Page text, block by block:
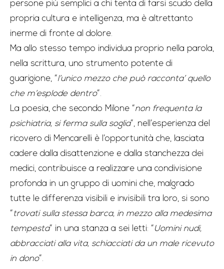
persone più semplici a chi tenta di farsi scudo della
propria cultura e intelligenza, ma è altrettanto
inerme di fronte al dolore.
Ma allo stesso tempo individua proprio nella parola,
nella scrittura, uno strumento potente di
guarigione, “l’unico mezzo che può racconta’ quello
che m’esplode dentro”.
La poesia, che secondo Milone “non frequenta la
psichiatria, si ferma sulla soglia”, nell’esperienza del
ricovero di Mencarelli è l’opportunità che, lasciata
cadere dalla disattenzione e dalla stanchezza dei
medici, contribuisce a realizzare una condivisione
profonda in un gruppo di uomini che, malgrado
tutte le differenza visibili e invisibili tra loro, si sono
“ trovati sulla stessa barca, in mezzo alla medesima
tempesta” in una stanza a sei letti: “ Uomini nudi,
abbracciati alla vita, schiacciati da un male ricevuto
in dono”.